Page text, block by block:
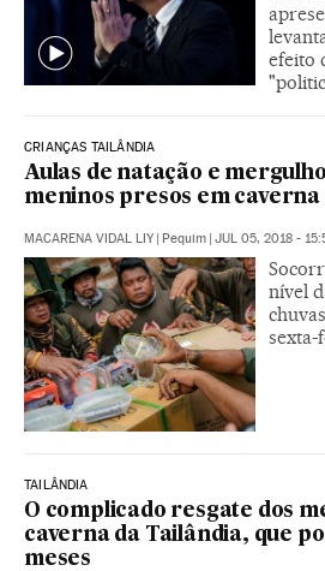
efeito
CRIANÇAS TAILÂNDIA
Aulas de natação e
meninos presos em
MACARENA VIDAL LIY | Pequim | JUL 05, 2018 -
nível
sexta-
TAILÂNDIA
O complicado resgate dos
caverna da Tailândia, que
meses